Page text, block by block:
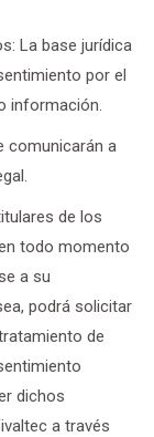
La base jurídica
por el
información.
comunicarán a
de los
todo momento
a su
podrá solicitar
de
dichos
a través